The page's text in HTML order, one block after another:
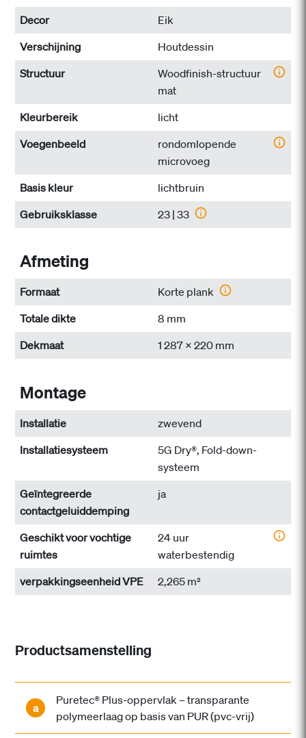
Decor
Eik
Verschijning
Houtdessin
Structuur
Woodfinish-structuur
mat
Kleurbereik
licht
Voegenbeeld
rondomlopende
microvoeg
Basis kleur
lichtbruin
Gebruiksklasse
23 | 33
Afmeting
Formaat
Korte plank
Totale dikte
8 mm
Dekmaat
1 287 x 220 mm
Montage
Installatie
zwevend
Installatiesysteem
5G Dry®, Fold-down-
systeem
Geïntegreerde
contactgeluiddemping
ja
Geschikt voor vochtige
ruimtes
24 uur
waterbestendig
verpakkingseenheid VPE
2,265 m²
Productsamenstelling
a
Puretec® Plus-oppervlak – transparante
polymeerlaag op basis van PUR (pvc-vrij)